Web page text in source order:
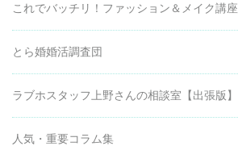
これでバッチリ！ファッション＆メイク講座
とら婚婚活調査団
ラブホスタッフ上野さんの相談室【出張版】
人気・重要コラム集